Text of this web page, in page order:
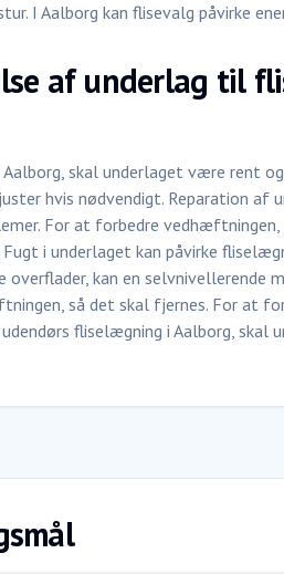
I Aalborg kan flisevalg påvirke
af underlag til
skal underlaget være rent
hvis nødvendigt. Reparation af
For at forbedre
i underlaget kan påvirke
kan en selvnivellerende
så det skal fjernes. For at
fliselægning i Aalborg, skal